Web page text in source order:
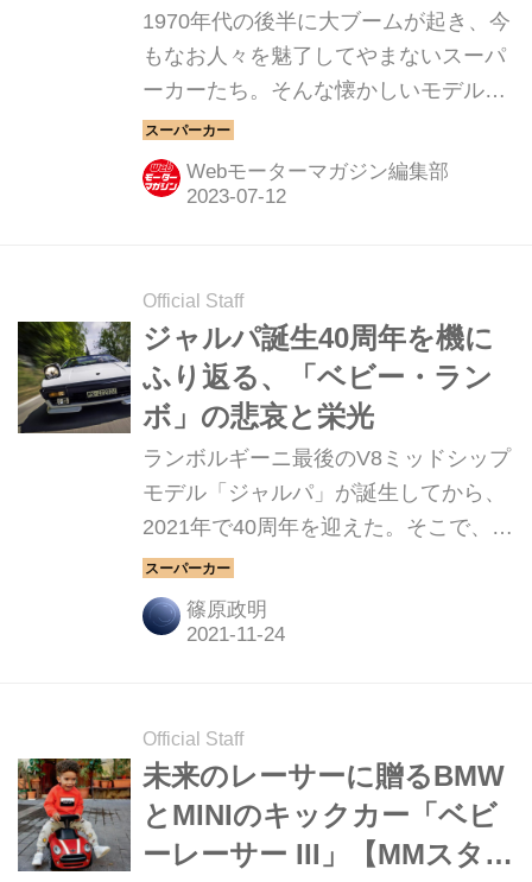
カークロニクル／052】
1970年代の後半に大ブームが起き、今
もなお人々を魅了してやまないスーパ
ーカーたち。そんな懐かしいモデルか
ら現代のハイパースポーツまでを紹介
していく、スーパーカークロニクル。
今回は、ランボルギーニ ガヤルドだ。
Webモーターマガジン編集部
Official Staff
ジャルパ誕生40周年を機に
ふり返る、「ベビー・ラン
ボ」の悲哀と栄光
ランボルギーニ最後のV8ミッドシップ
モデル「ジャルパ」が誕生してから、
2021年で40周年を迎えた。そこで、ジ
ャルパの前身であるウラッコやシルエ
ットとともに、「ベビー・ランボ」と
呼ばれたモデルたちの系譜をふり返っ
篠原政明
Official Staff
未来のレーサーに贈るBMW
とMINIのキックカー「ベビ
ーレーサー III」【MMスタイ